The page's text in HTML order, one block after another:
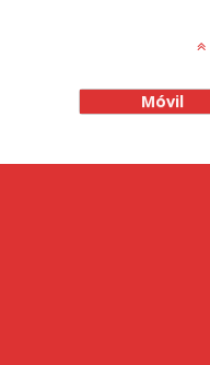
Móvil